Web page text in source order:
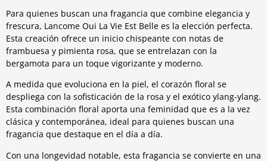
Para quienes buscan una fragancia que combine elegancia y
frescura, Lancome Oui La Vie Est Belle es la elección perfecta.
Esta creación ofrece un inicio chispeante con notas de
frambuesa y pimienta rosa, que se entrelazan con la
bergamota para un toque vigorizante y moderno.
A medida que evoluciona en la piel, el corazón floral se
despliega con la sofisticación de la rosa y el exótico ylang-ylang.
Esta combinación floral aporta una feminidad que es a la vez
clásica y contemporánea, ideal para quienes buscan una
fragancia que destaque en el día a día.
Con una longevidad notable, esta fragancia se convierte en una